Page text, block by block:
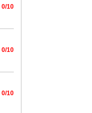
0/10
0/10
0/10